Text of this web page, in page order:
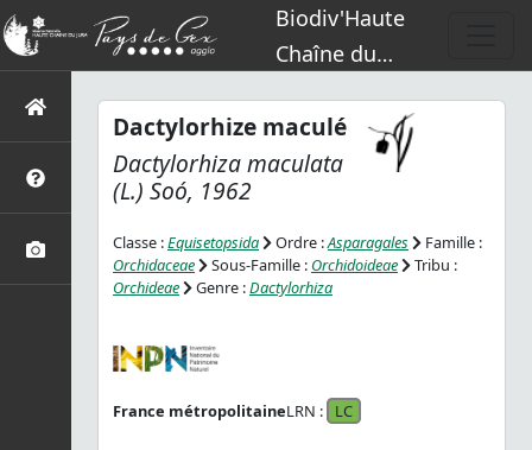
Biodiv'Haute
Chaîne du
Dactylorhize maculé
Dactylorhiza maculata
(L.) Soó, 1962
Classe :Equisetopsida Ordre :Asparagales
Famille :
Orchidaceae
Sous-Famille : Orchidoideae
Tribu :
Orchideae
Genre :Dactylorhiza
France métropolitaineLRN : LC